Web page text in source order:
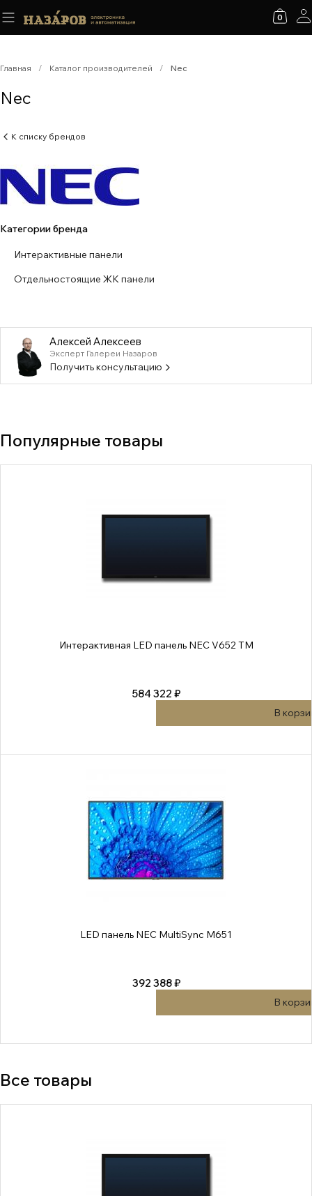
0
Главная / Каталог производителей / Nec
Nec
К списку брендов
Категории бренда
Интерактивные панели
Отдельностоящие ЖК панели
Алексей Алексеев
Эксперт Галереи Назаров
Получить консультацию
Популярные товары
Интерактивная LED панель NEC V652 TM
584 322 ₽
В
LED панель NEC MultiSync M651
392 388 ₽
В
Все товары